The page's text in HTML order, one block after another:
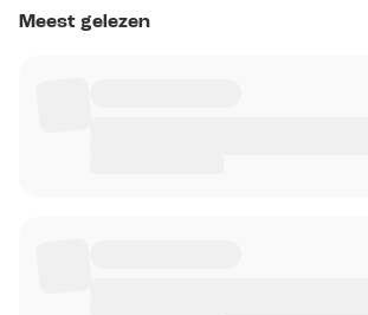
Meest gelezen